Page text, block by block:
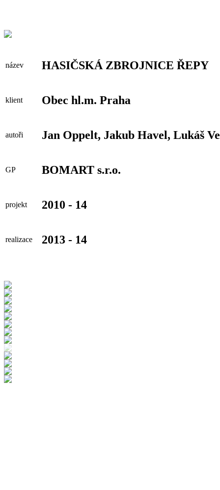
název HASIČSKÁ ZBROJNICE ŘEPY
klient Obec hl.m. Praha
autoři Jan Oppelt, Jakub Havel, Lukáš
GP BOMART s.r.o.
projekt 2010 - 14
realizace 2013 - 14